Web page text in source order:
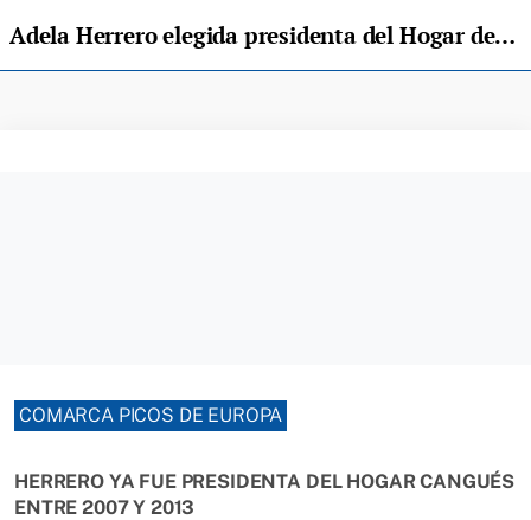
Adela Herrero elegida presidenta del Hogar de Jubilados Bella Vista
COMARCA PICOS DE EUROPA
HERRERO YA FUE PRESIDENTA DEL HOGAR CANGUÉS
ENTRE 2007 Y 2013